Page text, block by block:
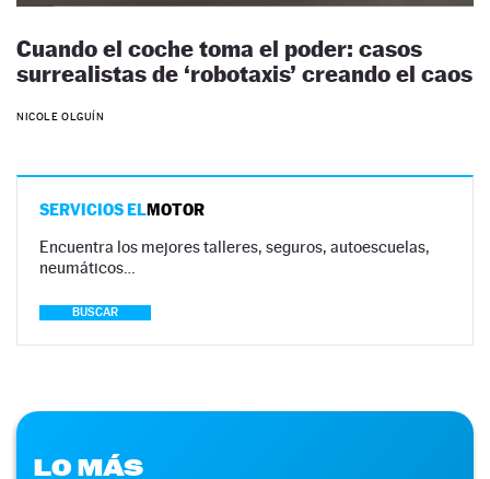
Cuando el coche toma el poder: casos
surrealistas de ‘robotaxis’ creando el caos
NICOLE OLGUÍN
SERVICIOS ELMOTOR
Encuentra los mejores talleres, seguros, autoescuelas,
neumáticos…
BUSCAR
LO MÁS